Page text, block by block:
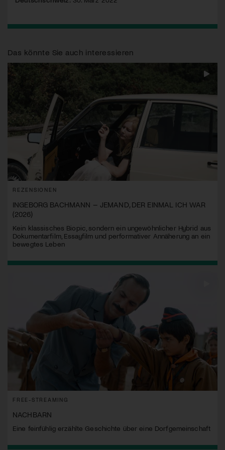
Das könnte Sie auch interessieren
REZENSIONEN
INGEBORG BACHMANN – JEMAND, DER EINMAL ICH WAR
(2026)
Kein klassisches Biopic, sondern ein ungewöhnlicher Hybrid aus
Dokumentarfilm, Essayfilm und performativer Annäherung an ein
bewegtes Leben
FREE-STREAMING
NACHBARN
Eine feinfühlig erzählte Geschichte über eine Dorfgemeinschaft